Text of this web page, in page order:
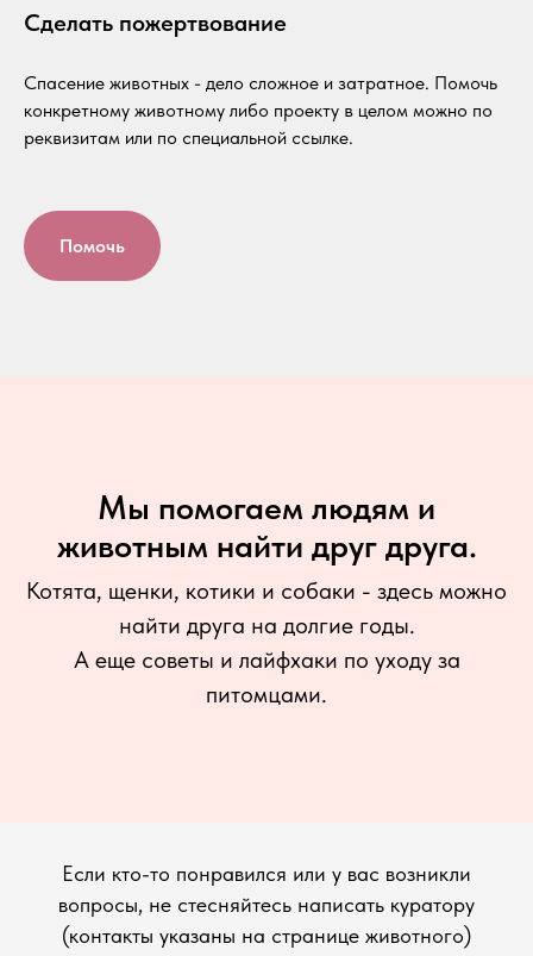
Сделать пожертвование
Спасение животных - дело сложное и затратное. Помочь
конкретному животному либо проекту в целом можно по
реквизитам или по специальной ссылке.
Помочь
Мы помогаем людям и
животным найти друг друга.
Котята, щенки, котики и собаки - здесь можно
найти друга на долгие годы.
А еще советы и лайфхаки по уходу за
питомцами.
Если кто-то понравился или у вас возникли
вопросы, не стесняйтесь написать куратору
(контакты указаны на странице животного)